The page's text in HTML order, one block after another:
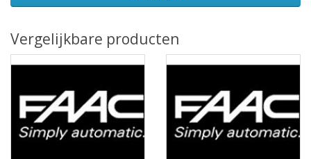
Vergelijkbare producten